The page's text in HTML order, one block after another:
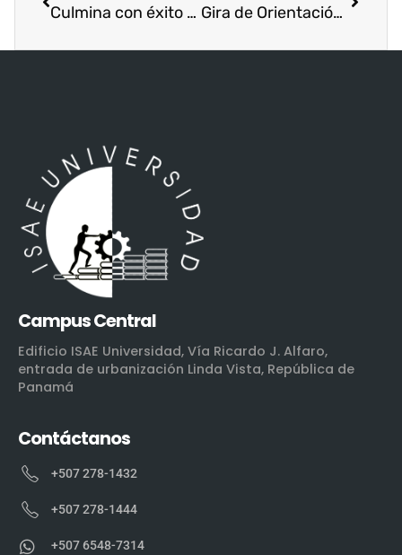
Culmina con éxito el diplomado “Métodos Alternos de Resolución de Conflictos” Gira de Orientación Académica por la Sede David.
Campus Central
Edificio ISAE Universidad, Vía Ricardo J. Alfaro,
entrada de urbanización Linda Vista, República de
Panamá
Contáctanos
+507 278-1432
+507 278-1444
+507 6548-7314